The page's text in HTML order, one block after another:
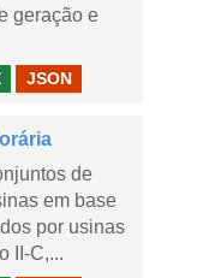
geração e
JSON
de
em base
por usinas
II-C,...